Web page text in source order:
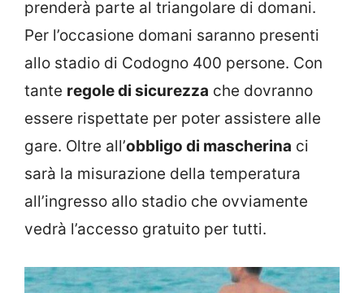
prenderà parte al triangolare di domani.
Per l’occasione domani saranno presenti
allo stadio di Codogno 400 persone. Con
tante regole di sicurezza che dovranno
essere rispettate per poter assistere alle
gare. Oltre all’obbligo di mascherina ci
sarà la misurazione della temperatura
all’ingresso allo stadio che ovviamente
vedrà l’accesso gratuito per tutti.